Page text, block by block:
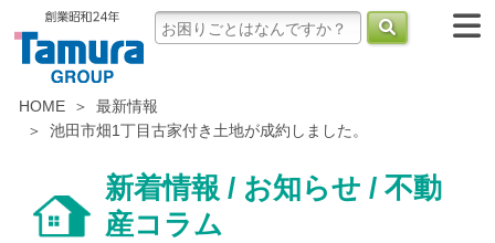
HOME
最新情報
池田市畑1丁目古家付き土地が成約しました。
新着情報 / お知らせ / 不動
産コラム